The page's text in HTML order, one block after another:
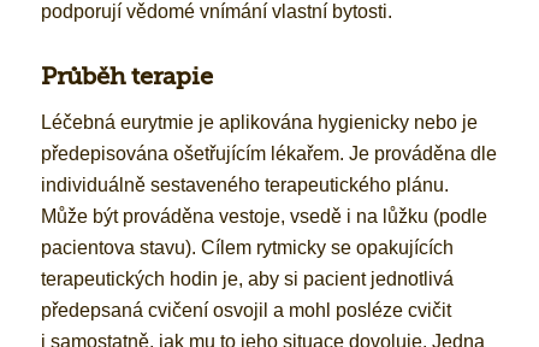
podporují vědomé vnímání vlastní bytosti.
Průběh terapie
Léčebná eurytmie je aplikována hygienicky nebo je
předepisována ošetřujícím lékařem. Je prováděna dle
individuálně sestaveného terapeutického plánu.
Může být prováděna vestoje, vsedě i na lůžku (podle
pacien­tova stavu). Cílem rytmicky se opakujících
terapeutických hodin je, aby si pacient jednotlivá
předepsaná cvičení osvo­jil a mohl posléze cvičit
i samostatně, jak mu to jeho situace dovoluje. Jedna